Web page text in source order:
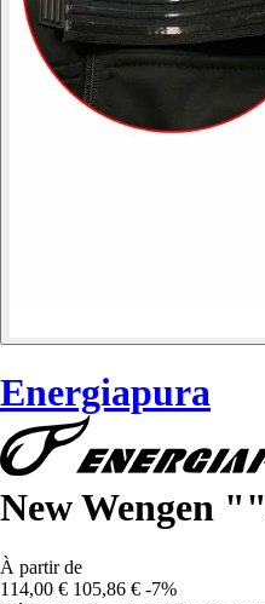
Energiapura
New Wengen
À partir de
114,00 € 105,86 € -7%